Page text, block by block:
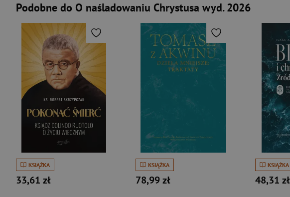
Podobne do O naśladowaniu Chrystusa wyd. 2026
KSIĄŻKA
33,61 zł
KSIĄŻKA
78,99 zł
KSIĄŻKA
48,31 zł